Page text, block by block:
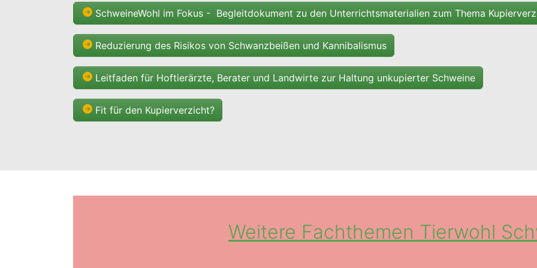
SchweineWohl im Fokus - Begleitdokument zu den Unterrichtsmaterialien zum Thema
Reduzierung des Risikos von Schwanzbeißen und Kannibalismus
Leitfaden für Hoftierärzte, Berater und Landwirte zur Haltung unkupierter Schweine
Fit für den Kupierverzicht?
Weitere Fachthemen Tierwohl